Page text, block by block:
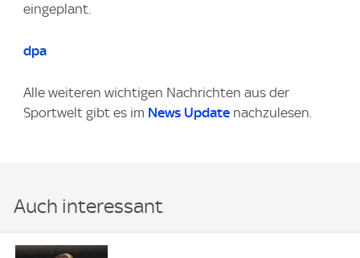
eingeplant.
dpa
Alle weiteren wichtigen Nachrichten aus der
Sportwelt gibt es im News Update nachzulesen.
Auch interessant